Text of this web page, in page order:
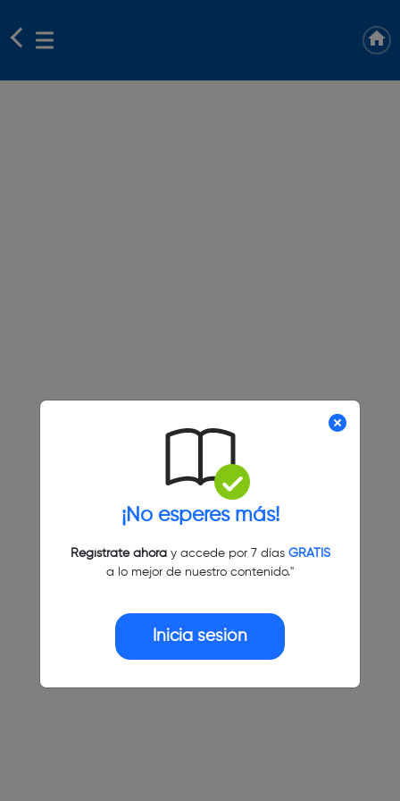
¡No esperes más!
Regístrate ahoray accede por 7 días GRATIS
a lo mejor de nuestro contenido."
Inicia sesión